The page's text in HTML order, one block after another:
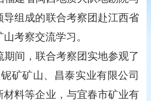
导组成的联合考察团赴江西省
考察交流学习。
期间，联合考察团实地参观了
矿矿山、昌泰实业有限公司
材料等企业，与宜春市矿业有